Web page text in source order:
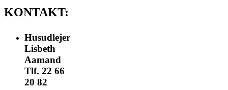
KONTAKT:
Husudlejer
Lisbeth
Aamand
Tlf. 22 66
20 82